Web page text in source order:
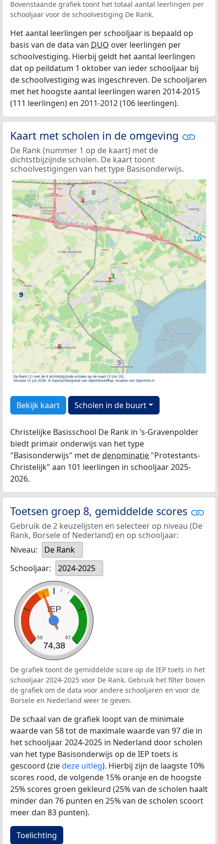
Bovenstaande grafiek toont het totaal aantal leerlingen per
schooljaar voor de schoolvestiging De Rank.
Het aantal leerlingen per schooljaar is bepaald op
basis van de data van DUO over leerlingen per
schoolvestiging. Hierbij geldt het aantal leerlingen
dat op peildatum 1 oktober van ieder schooljaar bij
de schoolvestiging was ingeschreven. De schooljaren
met het hoogste aantal leerlingen waren 2014-2015
(111 leerlingen) en 2011-2012 (106 leerlingen).
Kaart met scholen in de omgeving
De Rank (nummer 1 op de kaart) met de
dichtstbijzijnde scholen. De kaart toont
schoolvestigingen van het type Basisonderwijs.
Bekijk kaart Scholen in de buurt
Christelijke Basisschool De Rank in ’s-Gravenpolder
biedt primair onderwijs van het type
"Basisonderwijs" met dedenominatie "Protestants-
Christelijk" aan 101 leerlingen in schooljaar 2025-
2026.
Toetsen groep 8, gemiddelde scores
Gebruik de 2 keuzelijsten en selecteer op niveau (De
Rank, Borsele of Nederland) en op schooljaar:
Niveau:
De Rank
Schooljaar:
2024-2025
IEP
58 97
74,38
De grafiek toont de gemiddelde score op de IEP toets in het
schooljaar 2024-2025 voor De Rank. Gebruik het filter boven
de grafiek om de data voor andere schooljaren en voor de
Borsele en Nederland weer te geven.
De schaal van de grafiek loopt van de minimale
waarde van 58 tot de maximale waarde van 97 die in
het schooljaar 2024-2025 in Nederland door scholen
van het type Basisonderwijs op de IEP toets is
gescoord (ziedeze uitleg). Hierbij zijn de laagste 10%
scores rood, de volgende 15% oranje en de hoogste
25% scores groen gekleurd (25% van de scholen haalt
minder dan 76 punten en 25% van de scholen scoort
meer dan 83 punten).
Toelichting